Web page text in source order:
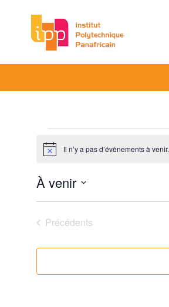
Notice Il n’y a pas d’évènements à venir.
À venir
Sélectionnez
uneÉvènements
Précédents